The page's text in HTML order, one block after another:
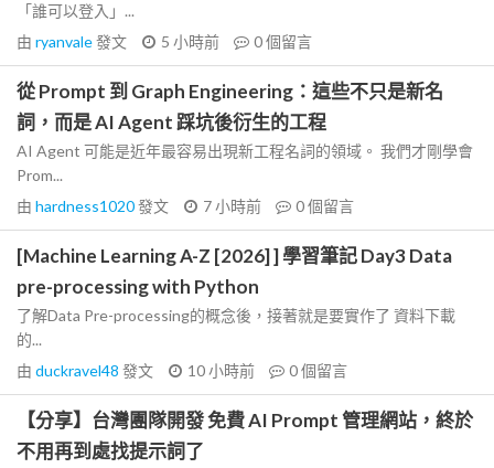
「誰可以登入」...
由 ryanvale發文 5 小時前 0個留言
從 Prompt 到 Graph Engineering：這些不只是新名
詞，而是 AI Agent 踩坑後衍生的工程
AI Agent 可能是近年最容易出現新工程名詞的領域。 我們才剛學會
Prom...
由 hardness1020發文 7 小時前 0個留言
[Machine Learning A-Z [2026] ] 學習筆記 Day3 Data
pre-processing with Python
了解Data Pre-processing的概念後，接著就是要實作了 資料下載
的...
由 duckravel48 發文 10 小時前 0個留言
【分享】台灣團隊開發 免費 AI Prompt 管理網站，終於
不用再到處找提示詞了